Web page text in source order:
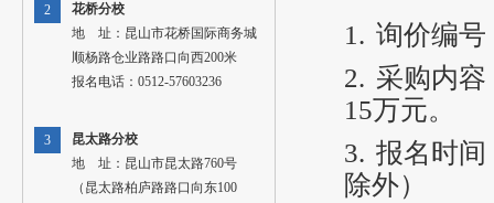
2
花桥分校
地 址：昆山市花桥国际商务城
顺杨路仓业路路口向西200米
报名电话：0512-57603236
3
昆太路分校
地 址：昆山市昆太路760号
（昆太路柏庐路路口向东100
1. 询价编号
2. 采购内容
15万元。
3. 报名时间
除外）